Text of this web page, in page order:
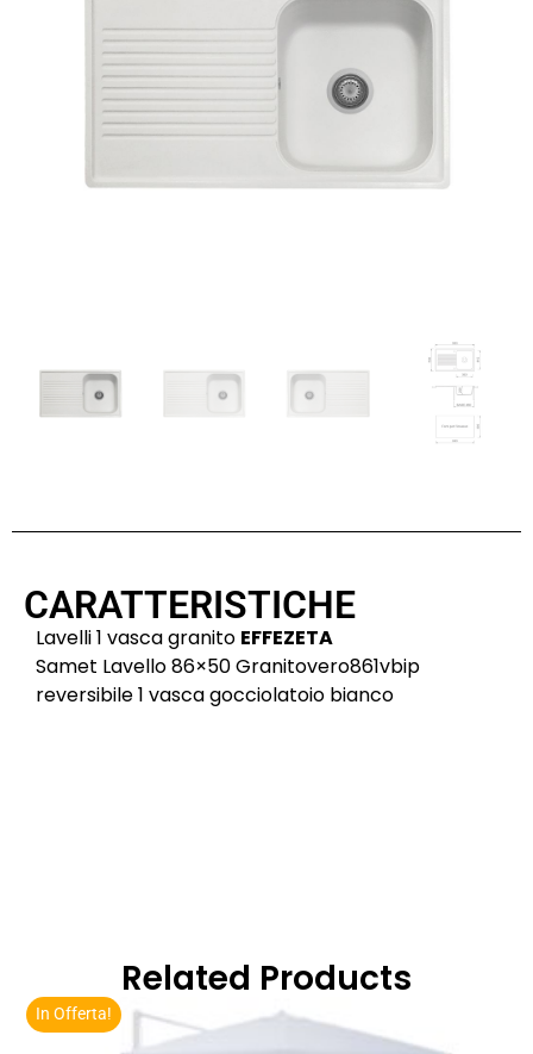
CARATTERISTICHE
Lavelli 1 vasca granito EFFEZETA
Samet Lavello 86×50 Granitovero861vbip
reversibile 1 vasca gocciolatoio bianco
Related Products
In Offerta!